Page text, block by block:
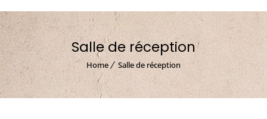
Salle de réception
Home Salle de réception